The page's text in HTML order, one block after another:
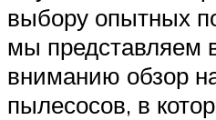
выбору опытных
мы представляем
вниманию обзор
пылесосов, в